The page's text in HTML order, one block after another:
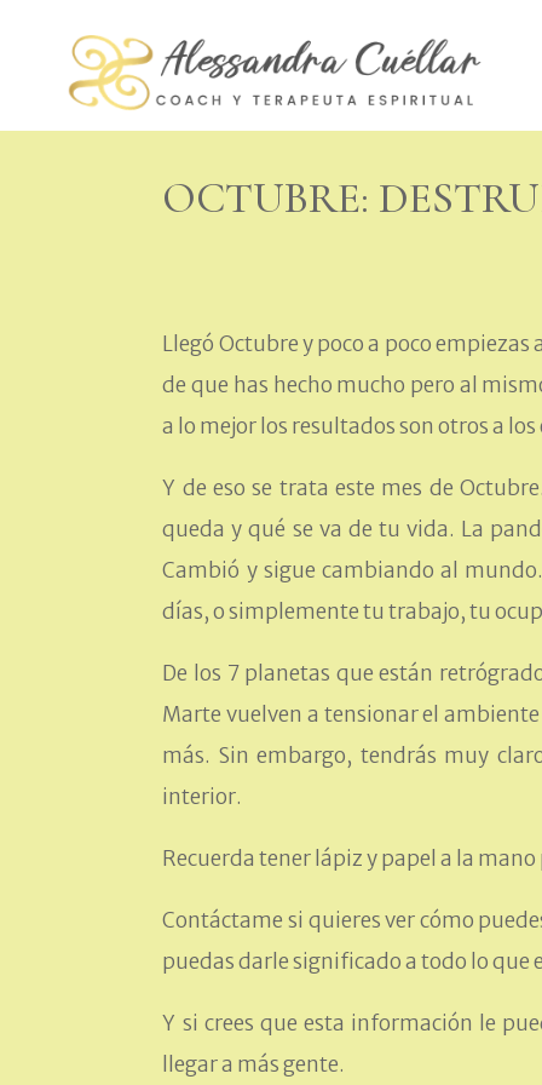
OCTUBRE:
Llegó Octubre y poco a poco
de que has hecho mucho pero al
a lo mejor los resultados son otros a los
Y de eso se trata este mes de
queda y qué se va de tu vida. La
Cambió y sigue cambiando al
días, o simplemente tu trabajo, tu
De los 7 planetas que están
Marte vuelven a tensionar el
más. Sin embargo, tendrás muy
interior.
Recuerda tener lápiz y papel a la
Contáctame si quieres ver cómo
puedas darle significado a todo lo que
Y si crees que esta información le
llegar a más gente.